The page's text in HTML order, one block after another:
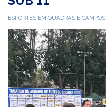
ESPORTES EM QUADRAS E CAMPOS